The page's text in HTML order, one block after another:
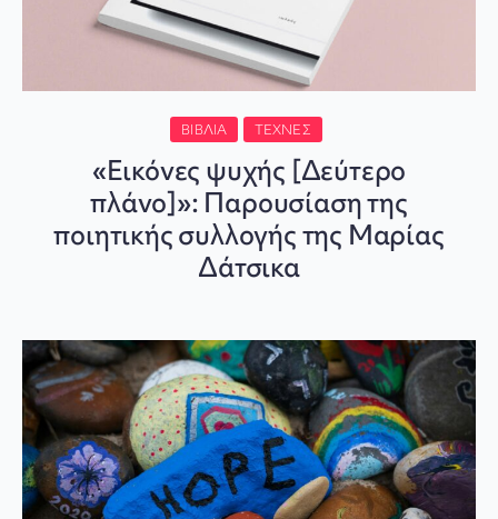
ΒΙΒΛΊΑ ΤΈΧΝΕΣ
«Εικόνες ψυχής [Δεύτερο
πλάνο]»: Παρουσίαση της
ποιητικής συλλογής της Μαρίας
Δάτσικα